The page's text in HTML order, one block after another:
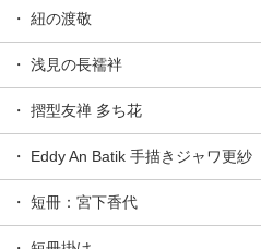
・ 紐の渡敬
・ 浅見の長襦袢
・ 摺型友禅 多ち花
・ Eddy An Batik 手描きジャワ更紗
・ 短冊：宮下香代